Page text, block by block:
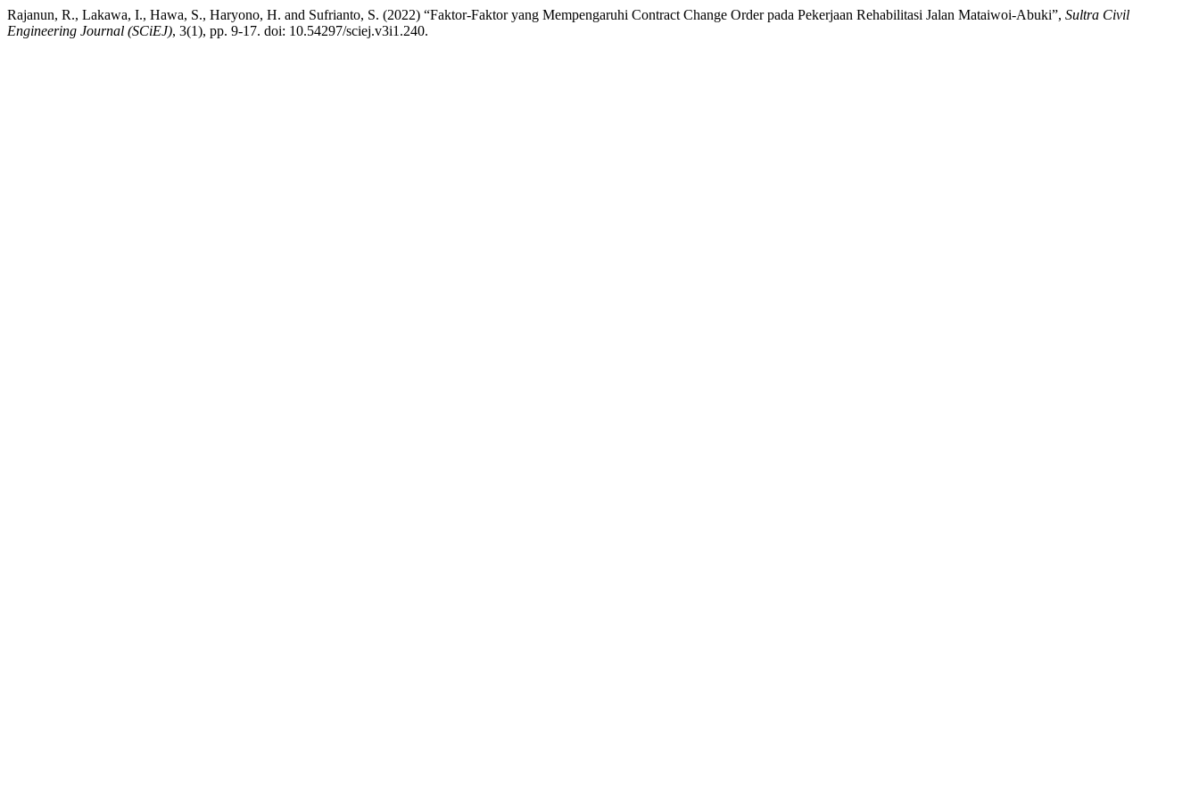
Rajanun, R., Lakawa, I., Hawa, S., Haryono, H. and Sufrianto, S. (2022) “Faktor-Faktor yang Mempengaruhi Contract Change Order pada Pekerjaan Rehabilitasi Jalan Mataiwoi-Abuki”, Sultra Civil
Engineering Journal (SCiEJ), 3(1), pp. 9-17. doi: 10.54297/sciej.v3i1.240.